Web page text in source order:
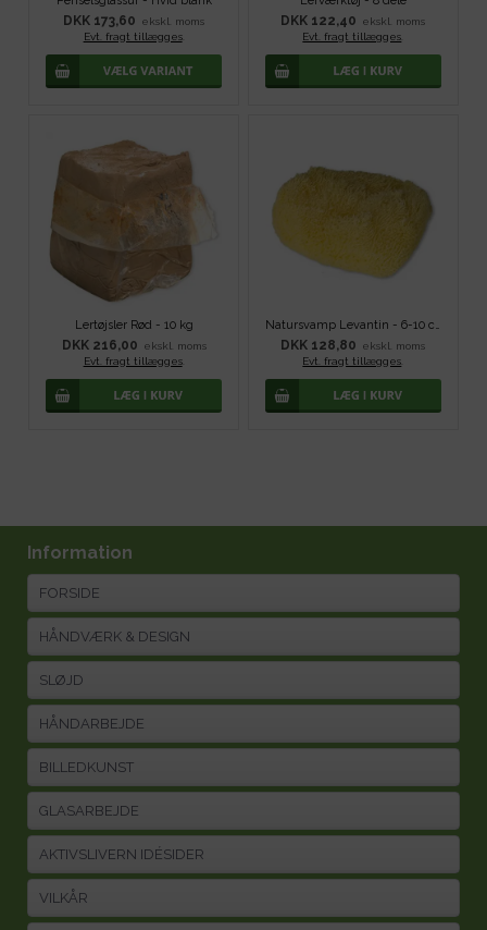
DKK 173,60
ekskl. moms
Evt. fragt tillægges.
DKK 122,40
ekskl. moms
Evt. fragt tillægges
Lertøjsler Rød - 10 kg
DKK 216,00
ekskl. moms
Evt. fragt tillægges.
Natursvamp Levantin - 6-10 cm
DKK 128,80
ekskl. moms
Evt. fragt tillægges
Information
FORSIDE
HÅNDVÆRK & DESIGN
SLØJD
HÅNDARBEJDE
BILLEDKUNST
GLASARBEJDE
AKTIVSLIVERN IDÉSIDER
VILKÅR